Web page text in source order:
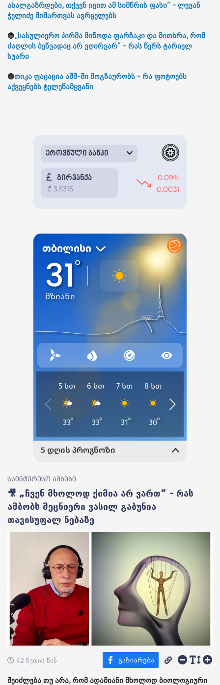
ახალგაზრდები, თქვენ იცით ამ სიმწრის ფასი“ - ლევან
ჭელიძე მიმართვას ავრცელებს
🔵„სასულიერო პირმა მიწოდა ფარჩაკი და მითხრა, რომ
ძაღლის ბეწვადაც არ ვღირვარ“ - რას წერს ტარიელ
სუარი
🔵თიკა ფაცაცია აშშ-ში მოგზაურობს - რა ფოტოებს
აქვეყნებს ტელეწამყვანი
საინტერესო ამბები
🎥 „ჩვენ მხოლოდ ქიმია არ ვართ“ - რას
ამბობს მეცნიერი ვასილ გაბუნია
თავისუფალ ნებაზე
42 წუთის წინ
შეიძლება თუ არა, რომ ადამიანი მხოლოდ ბიოლოგიური